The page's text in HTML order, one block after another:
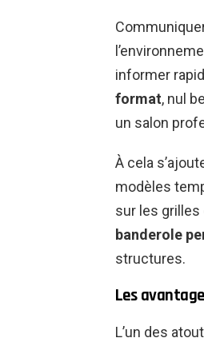
informer
format, nul
un salon
À cela
modèles
sur les grilles
banderole
structures.
Les
L’un des